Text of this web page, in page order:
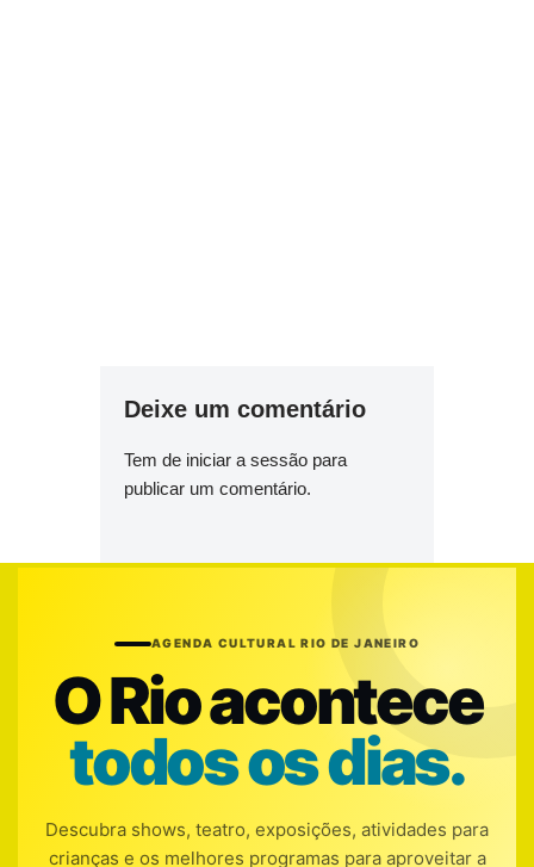
Deixe um comentário
Tem de iniciar a sessão para
publicar um comentário.
AGENDA CULTURAL RIO DE JANEIRO
O Rio acontece
todos os dias.
Descubra shows, teatro, exposições, atividades para
crianças e os melhores programas para aproveitar a